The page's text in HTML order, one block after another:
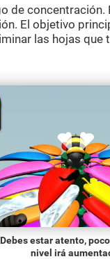
de concentración.
El objetivo
las hojas que
Debes estar atento,
nivel irá